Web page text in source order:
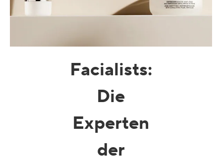
Facialists:
Die
Experten
der